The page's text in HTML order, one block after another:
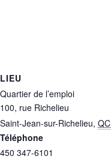
LIEU
Quartier de l’emploi
100, rue Richelieu
Saint-Jean-sur-Richelieu, QC
Téléphone
450 347-6101